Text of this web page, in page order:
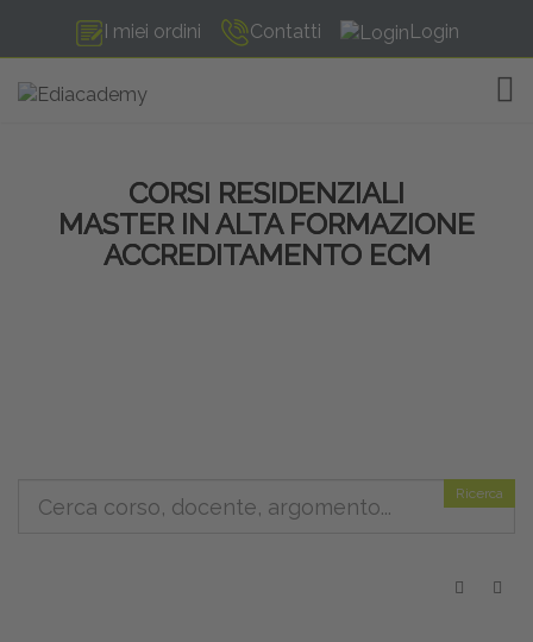
I miei ordini Contatti Login
CORSI RESIDENZIALI
MASTER IN ALTA FORMAZIONE
ACCREDITAMENTO ECM
Ricerca